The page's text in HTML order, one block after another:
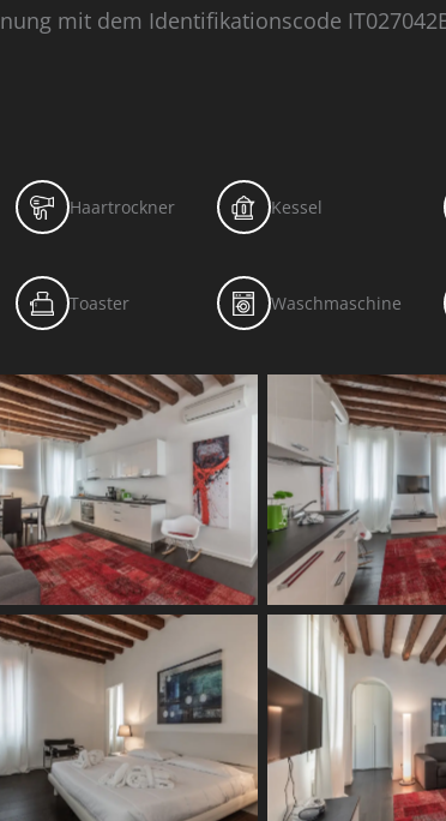
mit dem Identifikationscode
Haartrockner Kessel
Toaster Waschmaschine